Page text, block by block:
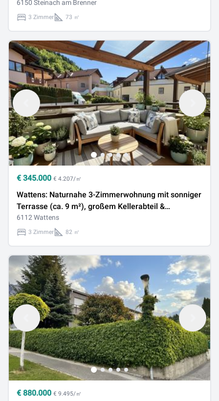
6150 Steinach am Brenner
3 Zimmer 73 ㎡
€ 345.000 € 4.207/㎡
Wattens: Naturnahe 3-Zimmerwohnung mit sonniger
Terrasse (ca. 9 m²), großem Kellerabteil &
Tiefgaragenabstellplatz in ruhiger Lage
6112 Wattens
3 Zimmer 82 ㎡
€ 880.000 € 9.495/㎡